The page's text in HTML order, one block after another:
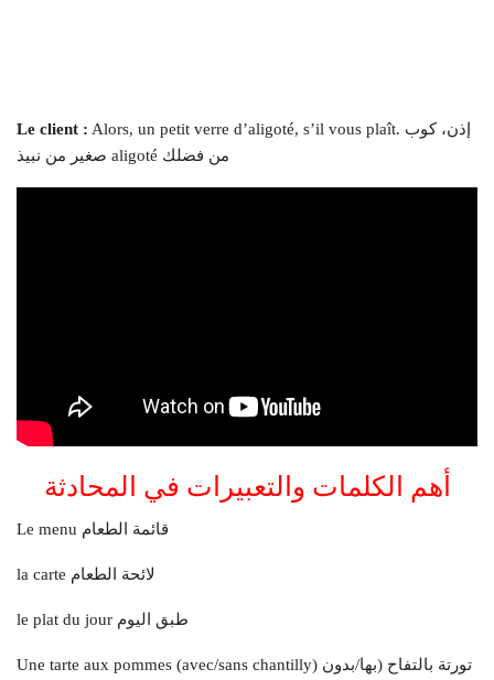
Le client : Alors, un petit verre d’aligoté, s’il vous plaît. إذن، كوب
صغير من نبيذ aligoté من فضلك
أهم الكلمات والتعبيرات في المحادثة
Le menu قائمة الطعام
la carte لائحة الطعام
le plat du jour طبق اليوم
Une tarte aux pommes (avec/sans chantilly) تورتة بالتفاح (بها/بدون